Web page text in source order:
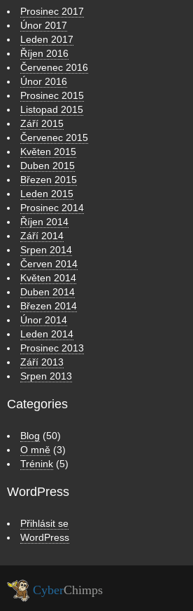
Prosinec 2017
Únor 2017
Leden 2017
Říjen 2016
Červenec 2016
Únor 2016
Prosinec 2015
Listopad 2015
Září 2015
Červenec 2015
Květen 2015
Duben 2015
Březen 2015
Leden 2015
Prosinec 2014
Říjen 2014
Září 2014
Srpen 2014
Červen 2014
Květen 2014
Duben 2014
Březen 2014
Únor 2014
Leden 2014
Prosinec 2013
Září 2013
Srpen 2013
Categories
Blog (50)
O mně (3)
Trénink (5)
WordPress
Přihlásit se
WordPress
CyberChimps